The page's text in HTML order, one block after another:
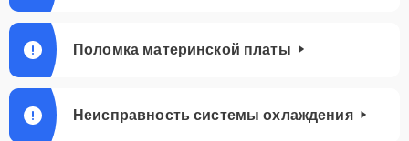
Поломка материнской платы
Неисправность системы охлаждения